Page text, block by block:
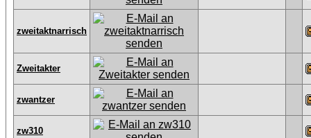
zweitaktnarrisch
Zweitakter
zwantzer
zw310